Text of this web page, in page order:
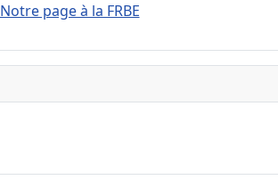
Notre page à la FRBE